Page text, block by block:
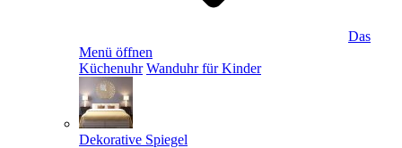
Das
Menü öffnen
Küchenuhr Wanduhr für Kinder
Dekorative Spiegel